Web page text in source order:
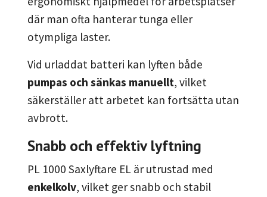
där man ofta hanterar tunga eller
otympliga laster.
Vid urladdat batteri kan lyften både
pumpas och sänkas manuellt, vilket
säkerställer att arbetet kan fortsätta utan
avbrott.
Snabb och effektiv lyftning
PL 1000 Saxlyftare EL är utrustad med
enkelkolv, vilket ger snabb och stabil